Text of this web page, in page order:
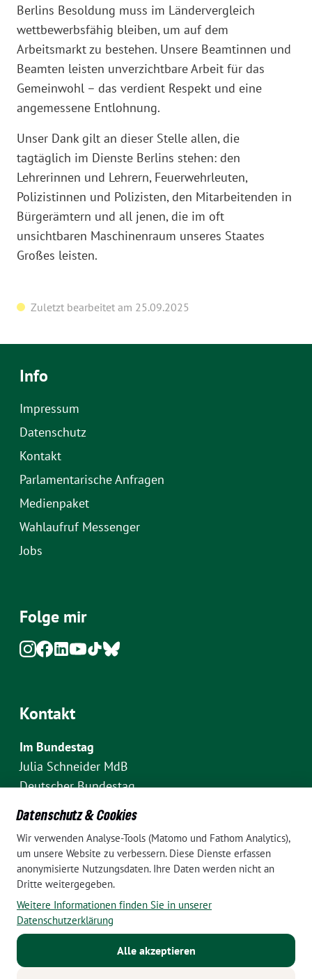
Berlins Besoldung muss im Ländervergleich
wettbewerbsfähig bleiben, um auf dem
Arbeitsmarkt zu bestehen. Unsere Beamtinnen und
Beamten leisten unverzichtbare Arbeit für das
Gemeinwohl – das verdient Respekt und eine
angemessene Entlohnung.
Unser Dank gilt an dieser Stelle allen, die
tagtäglich im Dienste Berlins stehen: den
Lehrerinnen und Lehrern, Feuerwehrleuten,
Polizistinnen und Polizisten, den Mitarbeitenden in
Bürgerämtern und all jenen, die im oft
unsichtbaren Maschinenraum unseres Staates
Großes leisten.
Zuletzt bearbeitet am 25.09.2025
Info
Impressum
Datenschutz
Kontakt
Parlamentarische Anfragen
Medienpaket
Wahlaufruf Messenger
Jobs
Folge mir
Kontakt
Im Bundestag
Julia Schneider MdB
Deutscher Bundestag
Fraktion Bündnis 90/Die Grünen
Platz der Republik 1
D-10111 Berlin
E-Mail: julia.schneider(at)bundestag.de
Telefon: +49 30 227 70907
Im Wahlkreis Pankow
Wahlkreisbüro Julia Schneider
10437 Berlin
Datenschutz & Cookies
Wir verwenden Analyse-Tools (Matomo und Fathom Analytics),
um unsere Website zu verbessern. Diese Dienste erfassen
anonymisierte Nutzungsdaten. Ihre Daten werden nicht an
Dritte weitergegeben.
Weitere Informationen finden Sie in unserer
Datenschutzerklärung
Alle akzeptieren